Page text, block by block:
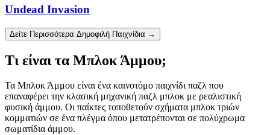
Undead Invasion
Δείτε Περισσότερα Δημοφιλή Παιχνίδια →
Τι είναι τα Μπλοκ Άμμου;
Τα Μπλοκ Άμμου είναι ένα καινοτόμο παιχνίδι παζλ που
επαναφέρει την κλασική μηχανική παζλ μπλοκ με ρεαλιστική
φυσική άμμου. Οι παίκτες τοποθετούν σχήματα μπλοκ τριών
κομματιών σε ένα πλέγμα όπου μετατρέπονται σε πολύχρωμα
σωματίδια άμμου.